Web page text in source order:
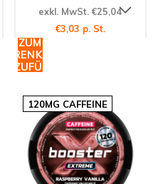
exkl. MwSt. €25,04
€3,03 p. St.
ZUM
WARENKORB
HINZUFÜGEN
120MG CAFFEINE